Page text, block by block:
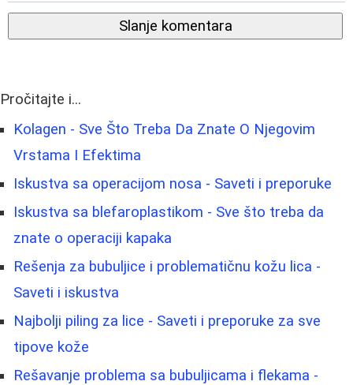
Slanje komentara
Pročitajte i...
Kolagen - Sve Što Treba Da Znate O Njegovim
Vrstama I Efektima
Iskustva sa operacijom nosa - Saveti i preporuke
Iskustva sa blefaroplastikom - Sve što treba da
znate o operaciji kapaka
Rešenja za bubuljice i problematičnu kožu lica -
Saveti i iskustva
Najbolji piling za lice - Saveti i preporuke za sve
tipove kože
Rešavanje problema sa bubuljicama i flekama -